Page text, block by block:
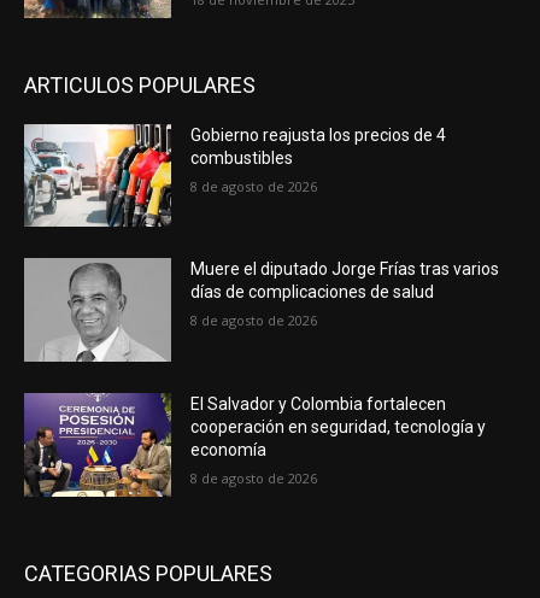
ARTICULOS POPULARES
Gobierno reajusta los precios de 4
combustibles
8 de agosto de 2026
Muere el diputado Jorge Frías tras varios
días de complicaciones de salud
8 de agosto de 2026
El Salvador y Colombia fortalecen
cooperación en seguridad, tecnología y
economía
8 de agosto de 2026
CATEGORIAS POPULARES